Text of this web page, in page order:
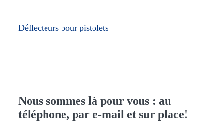
Déflecteurs pour pistolets
Nous sommes là pour vous : au
téléphone, par e-mail et sur place!